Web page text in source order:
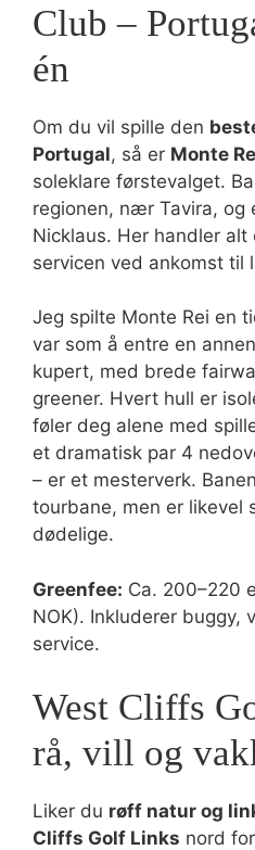
Club –
én
Om du vil spille den
Portugal, så er Monte
soleklare førstevalget.
regionen, nær Tavira, og
Nicklaus. Her handler alt
servicen ved ankomst til
Jeg spilte Monte Rei en
var som å entre en
kupert, med brede
greener. Hvert hull er
føler deg alene med
et dramatisk par 4
– er et mesterverk.
tourbane, men er likevel
dødelige.
Greenfee: Ca. 200–220
NOK). Inkluderer buggy,
service.
West Cliffs
rå, vill og
Liker du røff natur og
Cliffs Golf Links nord